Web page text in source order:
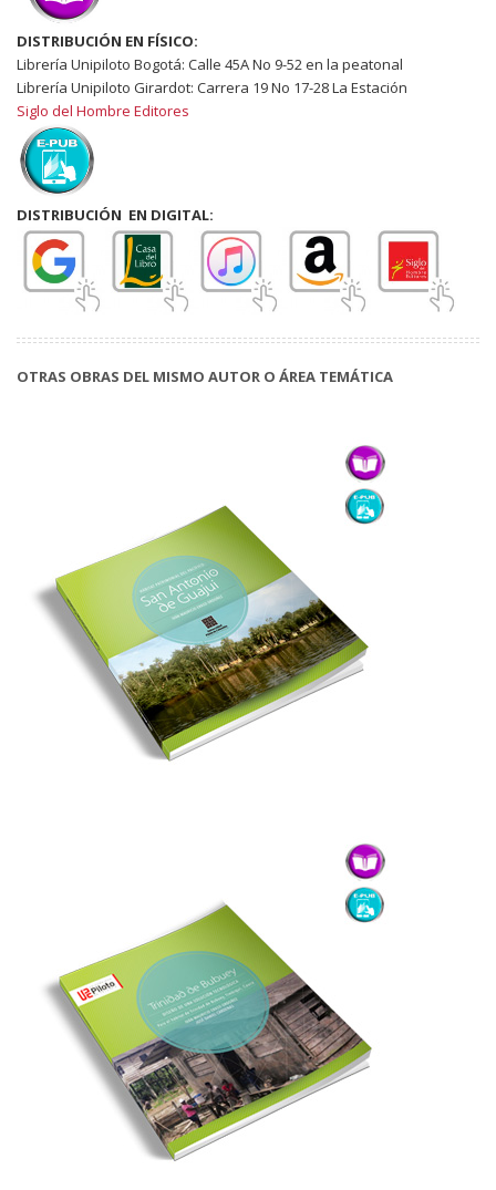
DISTRIBUCIÓN EN FÍSICO:
Librería Unipiloto Bogotá: Calle 45A No 9-52 en la peatonal
Librería Unipiloto Girardot: Carrera 19 No 17-28 La Estación
Siglo del Hombre Editores
DISTRIBUCIÓN EN DIGITAL:
OTRAS OBRAS DEL MISMO AUTOR O ÁREA TEMÁTICA